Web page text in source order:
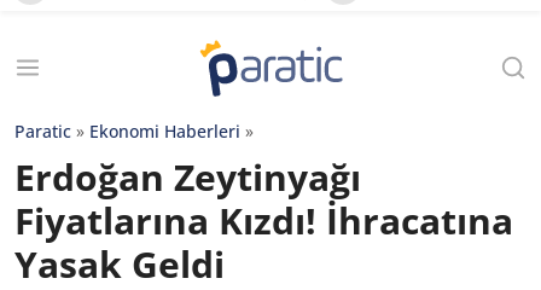
Paratic » Ekonomi Haberleri »
Erdoğan Zeytinyağı
Fiyatlarına Kızdı! İhracatına
Yasak Geldi